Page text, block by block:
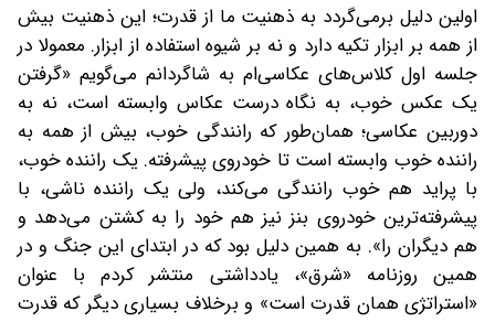
اولین دلیل برمی‌گردد به ذهنیت ما از قدرت؛ این ذهنیت بیش
از همه بر ابزار تکیه دارد و نه بر شیوه استفاده از ابزار. معمولا در
جلسه اول کلاس‌های عکاسی‌ام به شاگردانم می‌گویم «گرفتن
یک عکس خوب، به نگاه درست عکاس وابسته است، نه به
دوربین عکاسی؛ همان‌طور که رانندگی خوب، بیش از همه به
راننده خوب وابسته است تا خودروی پیشرفته. یک راننده خوب،
با پراید هم خوب رانندگی می‌کند، ولی یک راننده ناشی، با
پیشرفته‌ترین خودروی بنز نیز هم خود را به کشتن می‌دهد و
هم دیگران را». به همین دلیل بود که در ابتدای این جنگ و در
همین روزنامه «شرق»، یادداشتی منتشر کردم با عنوان
«استراتژی همان قدرت است» و برخلاف بسیاری دیگر که قدرت